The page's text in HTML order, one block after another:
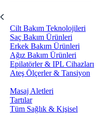
Cilt Bakım Teknolojileri
Saç Bakım Ürünleri
Erkek Bakım Ürünleri
Ağız Bakım Ürünleri
Epilatörler & IPL Cihazları
Ateş Ölçerler & Tansiyon
Masaj Aletleri
Tartılar
Tüm Sağlık & Kişisel